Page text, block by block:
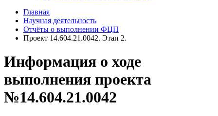
Главная
Научная деятельность
Отчёты о выполнении ФЦП
Проект 14.604.21.0042. Этап 2.
Информация о ходе
выполнения проекта
№14.604.21.0042